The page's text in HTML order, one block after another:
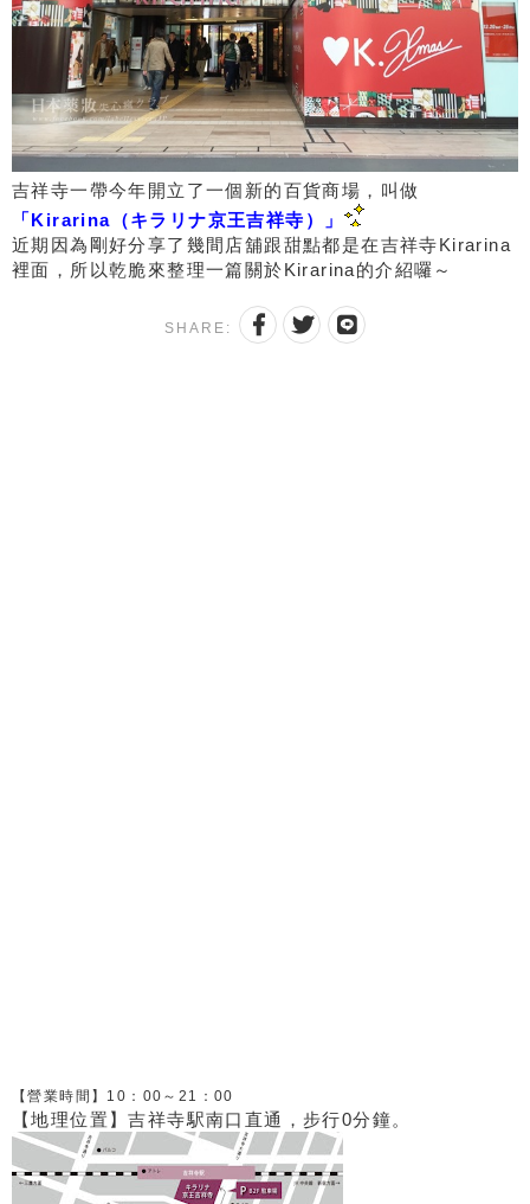
吉祥寺一帶今年開立了一個新的百貨商場，叫做
「Kirarina（キラリナ京王吉祥寺）」
近期因為剛好分享了幾間店舖跟甜點都是在吉祥寺Kirarina
裡面，所以乾脆來整理一篇關於Kirarina的介紹囉～
SHARE:
【營業時間】10：00～21：00
【地理位置】吉祥寺駅南口直通，步行0分鐘。